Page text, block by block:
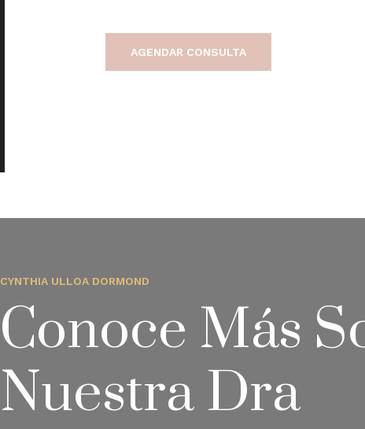
AGENDAR CONSULTA
CYNTHIA ULLOA DORMOND
Conoce Más
Nuestra Dra